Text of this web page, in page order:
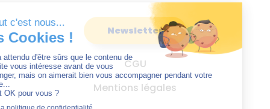
Newsletter
CGU
Mentions légales